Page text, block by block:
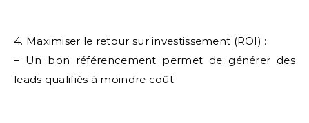
4. Maximiser le retour sur investissement (ROI) :
– Un bon référencement permet de générer des
leads qualifiés à moindre coût.